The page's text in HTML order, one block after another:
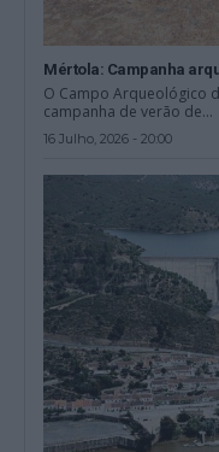
Mértola: Campanha
O Campo Arqueológico
campanha de verão de...
16 Julho, 2026 - 20:00